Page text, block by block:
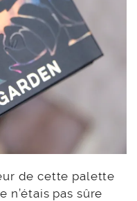
de cette palette
n’étais pas sûre